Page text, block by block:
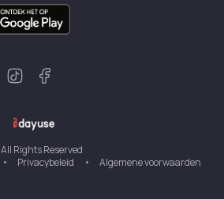
All Rights Reserved
• Privacybeleid • Algemene voorwaarden